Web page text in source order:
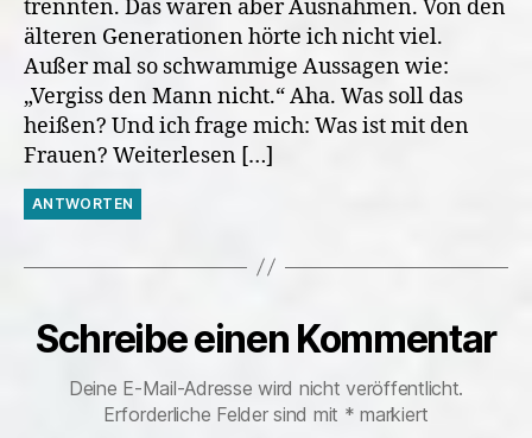
trennten. Das waren aber Ausnahmen. Von den
älteren Generationen hörte ich nicht viel.
Außer mal so schwammige Aussagen wie:
„Vergiss den Mann nicht.“ Aha. Was soll das
heißen? Und ich frage mich: Was ist mit den
Frauen? Weiterlesen […]
ANTWORTEN
Schreibe einen Kommentar
Deine E-Mail-Adresse wird nicht veröffentlicht.
Erforderliche Felder sind mit * markiert